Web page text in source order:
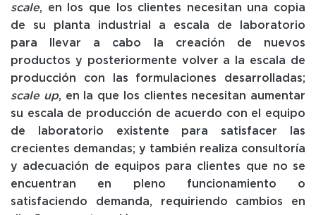
scale, en los que los clientes necesitan una copia
de su planta industrial a escala de laboratorio
para llevar a cabo la creación de nuevos
productos y posteriormente volver a la escala de
producción con las formulaciones desarrolladas;
scale up, en la que los clientes necesitan aumentar
su escala de producción de acuerdo con el equipo
de laboratorio existente para satisfacer las
crecientes demandas; y también realiza consultoría
y adecuación de equipos para clientes que no se
encuentran en pleno funcionamiento o
satisfaciendo demanda, requiriendo cambios en